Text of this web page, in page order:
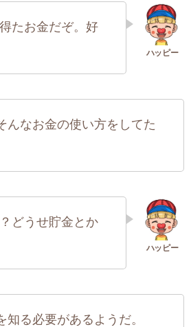
たお金だぞ。好
んなお金の使い方をしてた
どうせ貯金とか
る必要があるようだ。